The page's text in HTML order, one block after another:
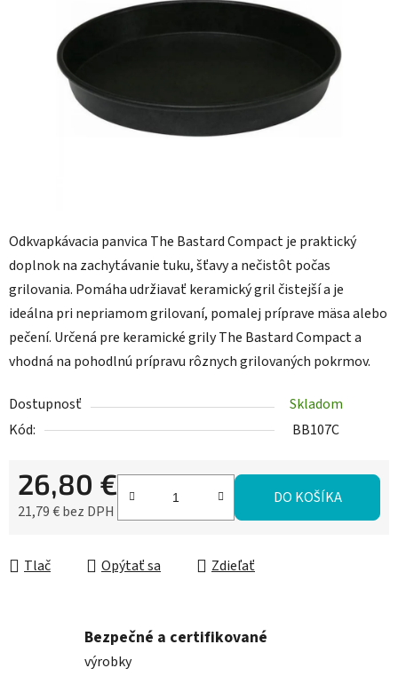
Odkvapkávacia panvica The Bastard Compact je praktický
doplnok na zachytávanie tuku, šťavy a nečistôt počas
grilovania. Pomáha udržiavať keramický gril čistejší a je
ideálna pri nepriamom grilovaní, pomalej príprave mäsa alebo
pečení. Určená pre keramické grily The Bastard Compact a
vhodná na pohodlnú prípravu rôznych grilovaných pokrmov.
Dostupnosť
Skladom
Kód:
BB107C
26,80 €
21,79 € bez DPH
DO KOŠÍKA
Tlač Opýtať sa Zdieľať
Bezpečné a certifikované
výrobky